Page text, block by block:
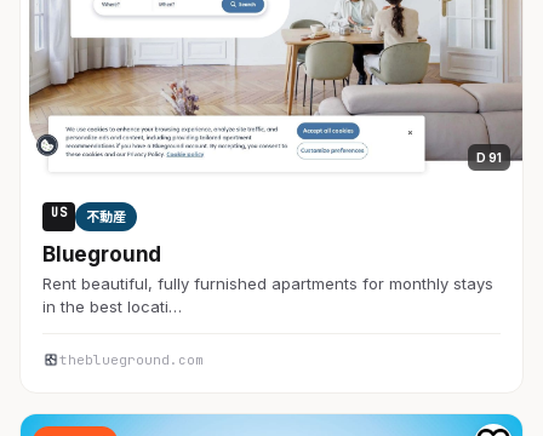
D 91
US 不動産
Blueground
Rent beautiful, fully furnished apartments for monthly stays
in the best locati…
theblueground.com